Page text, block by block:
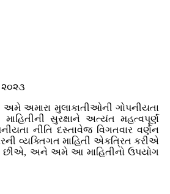
અમે અમારા મુલાકાતીઓની ગોપનીયતા
સુરક્ષાને અત્યંત મહત્વપૂર્ણ
નીતિ દસ્તાવેજ વિગતવાર વર્ણન
વ્યક્તિગત માહિતી એકત્રિત કરીએ
છીએ, અને અમે આ માહિતીનો ઉપયોગ